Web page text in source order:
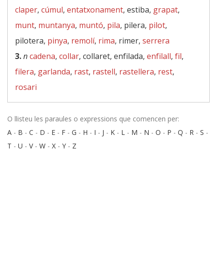
claper, cúmul, entatxonament, estiba, grapat,
munt, muntanya, muntó, pila, pilera, pilot,
pilotera, pinya, remolí, rima, rimer, serrera
3.ncadena, collar, collaret, enfilada, enfilall, fil,
filera, garlanda, rast, rastell, rastellera, rest,
rosari
O llisteu les paraules o expressions que comencen per:
A - B - C - D - E - F - G - H - I - J - K - L - M - N - O - P - Q - R - S -
T - U - V- W - X - Y - Z